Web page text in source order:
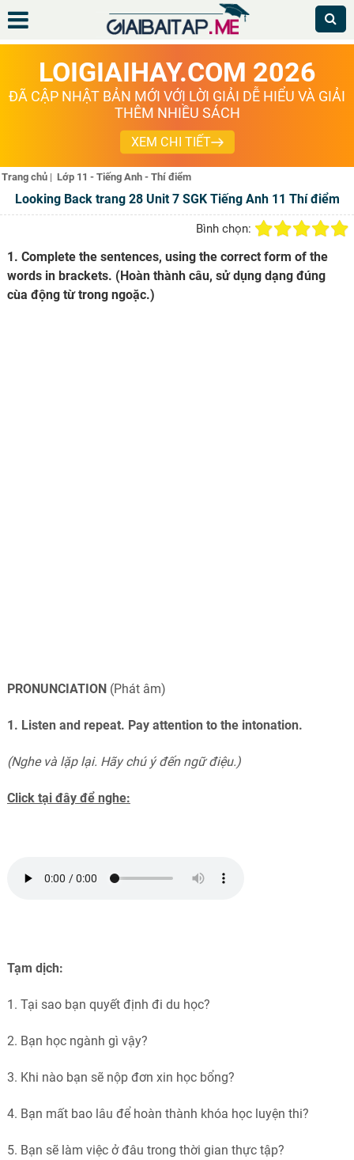
LOIGIAIHAY.COM 2026
ĐÃ CẬP NHẬT BẢN MỚI VỚI LỜI GIẢI DỄ HIỂU VÀ GIẢI
THÊM NHIỀU SÁCH
XEM CHI TIẾT
Trang chủ | Lớp 11 - Tiếng Anh - Thí điểm
Looking Back trang 28 Unit 7 SGK Tiếng Anh 11 Thí điểm
Bình chọn:
1. Complete the sentences, using the correct form of the
words in brackets. (Hoàn thành câu, sử dụng dạng đúng
cùa động từ trong ngoặc.)
PRONUNCIATION (Phát âm)
1. Listen and repeat. Pay attention to the intonation.
(Nghe và lặp lại. Hãy chú ý đến ngữ điệu.)
Click tại đây để nghe:
Tạm dịch:
1. Tại sao bạn quyết định đi du học?
2. Bạn học ngành gì vậy?
3. Khi nào bạn sẽ nộp đơn xin học bổng?
4. Bạn mất bao lâu để hoàn thành khóa học luyện thi?
5. Bạn sẽ làm việc ở đâu trong thời gian thực tập?